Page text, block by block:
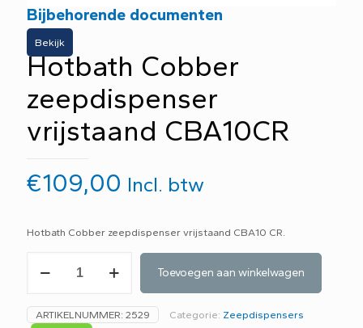
Bijbehorende documenten
Bekijk
Hotbath Cobber
zeepdispenser
vrijstaand CBA10CR
€109,00 Incl. btw
Hotbath Cobber zeepdispenser vrijstaand CBA10 CR.
Cobber
vrijstaand
CBA10CR
Toevoegen aan winkelwagen
ARTIKELNUMMER: 2529 Categorie: Zeepdispensers